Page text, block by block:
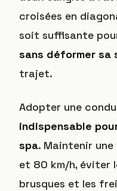
croisées en
soit suffisante
sans déformer
trajet.
Adopter une
indispensable
spa. Maintenir
et 80 km/h, éviter
brusques et les